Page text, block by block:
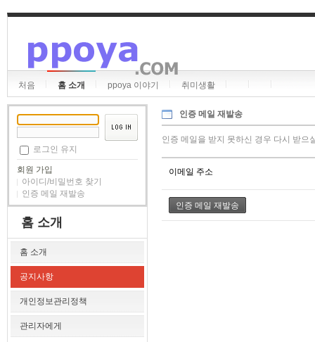
처음 홈 소개 ppoya 이야기 취미생활
로그인 유지
회원 가입
아이디/비밀번호 찾기
인증 메일 재발송
홈 소개
홈 소개
공지사항
개인정보관리정책
관리자에게
인증 메일 재발송
인증 메일을 받지 못하신 경우 다시 받으
이메일 주소